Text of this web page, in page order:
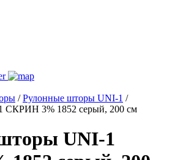
/ Рулонные шторы UNI-1 /
СКРИН 3% 1852 серый, 200 см
UNI-1